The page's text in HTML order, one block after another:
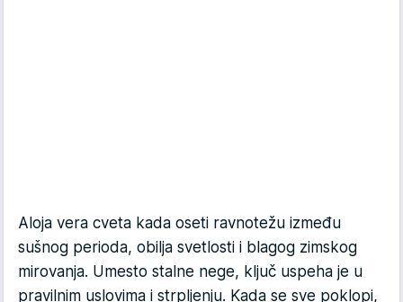
Aloja vera cveta kada oseti ravnotežu između
sušnog perioda, obilja svetlosti i blagog zimskog
mirovanja. Umesto stalne nege, ključ uspeha je u
pravilnim uslovima i strpljenju. Kada se sve poklopi,